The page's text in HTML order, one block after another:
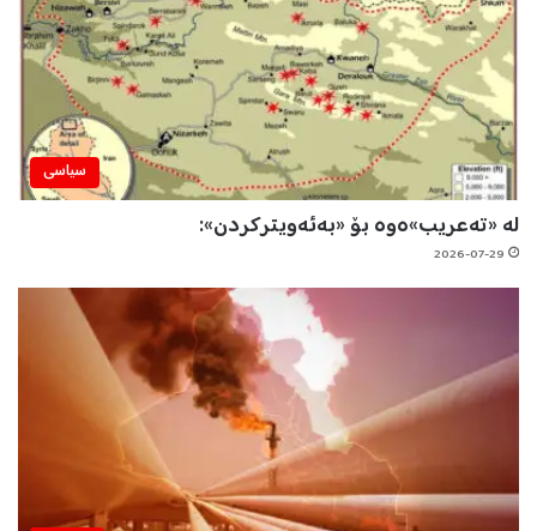
سیاسی
لە «تەعریب»ەوە بۆ «بەئەویترکردن»:
2026-07-29